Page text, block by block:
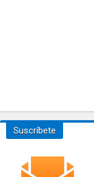
Suscríbete